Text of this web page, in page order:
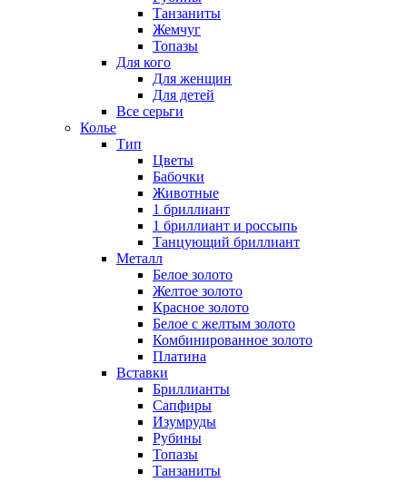
Танзаниты
Жемчуг
Топазы
Для кого
Для женщин
Для детей
Все серьги
Колье
Тип
Цветы
Бабочки
Животные
1 бриллиант
1 бриллиант и россыпь
Танцующий бриллиант
Металл
Белое золото
Желтое золото
Красное золото
Белое с желтым золото
Комбинированное золото
Платина
Вставки
Бриллианты
Сапфиры
Изумруды
Рубины
Топазы
Танзаниты